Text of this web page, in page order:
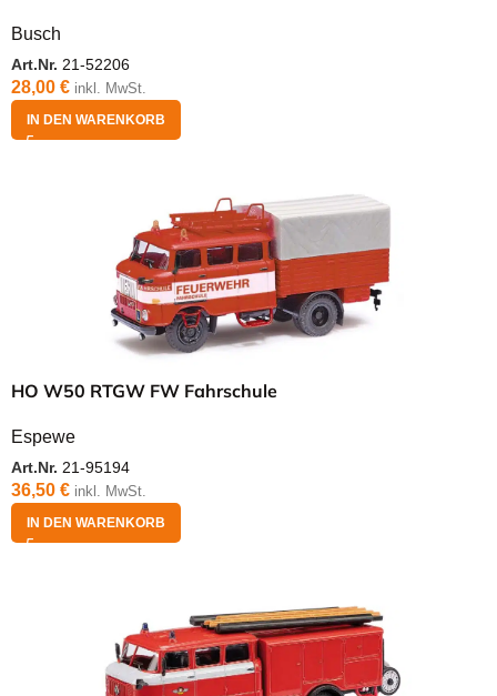
Busch
Art.Nr. 21-52206
28,00 € inkl. MwSt.
IN DEN WARENKORB
HO W50 RTGW FW Fahrschule
Espewe
Art.Nr. 21-95194
36,50 € inkl. MwSt.
IN DEN WARENKORB